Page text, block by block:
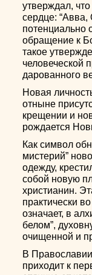
утверждал,
сердце: “Авва,
потенциально
обращение к
такое
человеческой
дарованного
Новая
отныне
крещении и
рождается
Как символ
мистерий”
одежду,
собой новую
христианин.
практически
означает, в
белом”,
очищенной и
В
приходит к